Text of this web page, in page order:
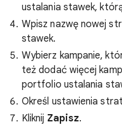
ustalania stawek,
Wpisz nazwę nowej
stawek.
Wybierz kampanie,
też dodać więcej
portfolio ustalania
Określ ustawienia
Kliknij Zapisz.